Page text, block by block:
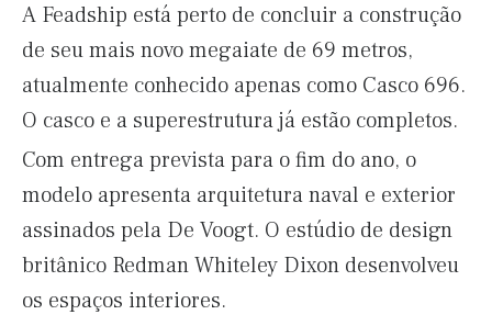
A Feadship está perto de concluir a construção
de seu mais novo megaiate de 69 metros,
atualmente conhecido apenas como Casco 696.
O casco e a superestrutura já estão completos.
Com entrega prevista para o fim do ano, o
modelo apresenta arquitetura naval e exterior
assinados pela De Voogt. O estúdio de design
britânico Redman Whiteley Dixon desenvolveu
os espaços interiores.